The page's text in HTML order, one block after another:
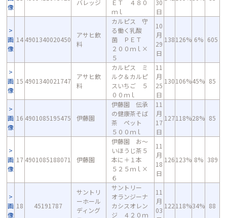
像
バレッジ
ＥＴ ４８０
ｍｌ
30
日
画
像
14 4901340020450
アサヒ飲
料
カルピス 守
る働く乳酸
菌 ＰＥＴ
２００ｍｌ×
５
10
月
29
日
138126% 6% 605
画
像
15 4901340021747
アサヒ飲
料
カルピス ミ
ルク＆カルピ
スいちご ５
００ｍｌ
11
月
25
日
130106%45% 85
画
像
16 4901085195475 伊藤園
伊藤園 伝承
の健康茶そば
茶 ペット
５００ｍｌ
11
月
17
日
127118%28% 85
画
像
17 4901085188071 伊藤園
伊藤園 お～
いほうじ茶５
本に＋１本
５２５ｍｌ×
６
11
月
18
日
126123% 8% 389
画
像
18 45191787
サントリ
ーホール
ディング
サントリー
オランジーナ
カシスオレン
ジ ４２０ｍ
11
月
03
122118%34% 88